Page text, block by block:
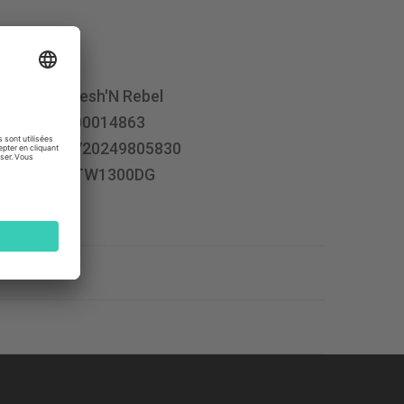
Fresh'N Rebel
100014863
8720249805830
3TW1300DG